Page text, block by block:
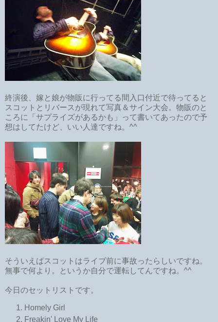
終演後、嫁と娘が物販に行ってる間入口付近で待ってると
スコットとリバースが現れて写真＆サイン大会。物販のと
ころに「サプライズがあるかも」って書いてあったので予
想はしてたけど、いい人達ですね。^^
そういえばスコットはライブ前に事故ったらしいですね。
無事で何より。というか自分で運転してんですね。^^
今日のセットリストです。
Homely Girl
Freakin' Love My Life